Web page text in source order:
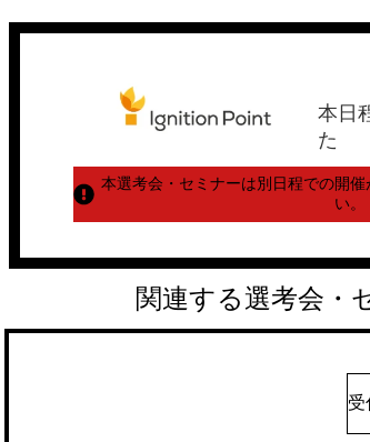
本日
た
本選考会・セミナーは別日程での開催
い。
関連する選考会・
受